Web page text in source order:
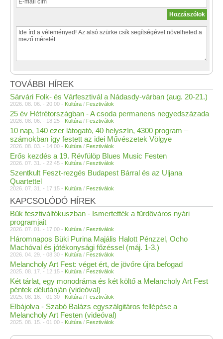
TOVÁBBI HÍREK
Sárvári Folk- és Várfesztivál a Nádasdy-várban (aug. 20-21.)
2026. 08. 06. - 20:00 - Kultúra / Fesztiválok
25 év Hétrétországban - A csoda permanens negyedszázada
2026. 08. 06. - 18:25 - Kultúra / Fesztiválok
10 nap, 140 ezer látogató, 40 helyszín, 4300 program –
számokban így festett az idei Művészetek Völgye
2026. 08. 03. - 14:00 - Kultúra / Fesztiválok
Erős kezdés a 19. Révfülöp Blues Music Festen
2026. 07. 31. - 22:45 - Kultúra / Fesztiválok
Szentkult Feszt-rezgés Budapest Bárral és az Uljana
Quartettel
2026. 07. 31. - 17:15 - Kultúra / Fesztiválok
KAPCSOLÓDÓ HÍREK
Bük fesztiválfókuszban - Ismertették a fürdőváros nyári
programjait
2026. 07. 01. - 17:00 - Kultúra / Fesztiválok
Háromnapos Büki Purina Majális Halott Pénzzel, Ocho
Machóval és jótékonysági főzéssel (máj. 1-3.)
2026. 04. 29. - 08:30 - Kultúra / Fesztiválok
Melancholy Art Fest: véget ért, de jövőre újra befogad
2025. 08. 17. - 12:15 - Kultúra / Fesztiválok
Két tárlat, egy monodráma és két költő a Melancholy Art Fest
péntek délutánján (videóval)
2025. 08. 16. - 01:30 - Kultúra / Fesztiválok
Elbájolva - Szabó Balázs egyszálgitáros fellépése a
Melancholy Art Festen (videóval)
2025. 08. 15. - 01:00 - Kultúra / Fesztiválok